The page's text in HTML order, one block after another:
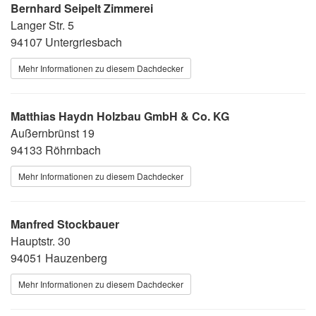
Bernhard Seipelt Zimmerei
Langer Str. 5
94107 Untergriesbach
Mehr Informationen zu diesem Dachdecker
Matthias Haydn Holzbau GmbH & Co. KG
Außernbrünst 19
94133 Röhrnbach
Mehr Informationen zu diesem Dachdecker
Manfred Stockbauer
Hauptstr. 30
94051 Hauzenberg
Mehr Informationen zu diesem Dachdecker